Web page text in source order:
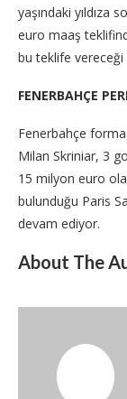
yaşındaki yıldıza
euro maaş
bu teklife vereceği
FENERBAHÇE
Fenerbahçe
Milan Skriniar, 3
15 milyon euro
bulunduğu Paris
devam ediyor.
About The